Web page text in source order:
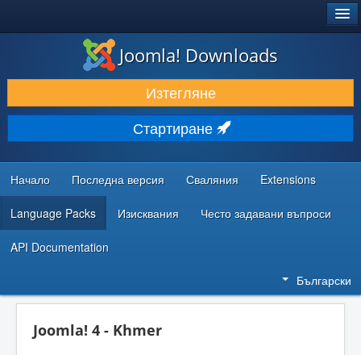
ИЗТЕГЛЯНЕ & РАЗШИРЯВАНЕ
ОТКРИВАЙТЕ & УЧЕТЕ
ОБЩНОСТ & ПОДДРЪЖКА
РЕСУРСИ ЗА РАЗРАБОТКА
Joomla! Downloads
Изтегляне
Стартиране
Начало Последна версия Сваляния Extensions
Language Packs Изисквания Често задавани въпроси
API Documentation
Български
Joomla! 4 - Khmer